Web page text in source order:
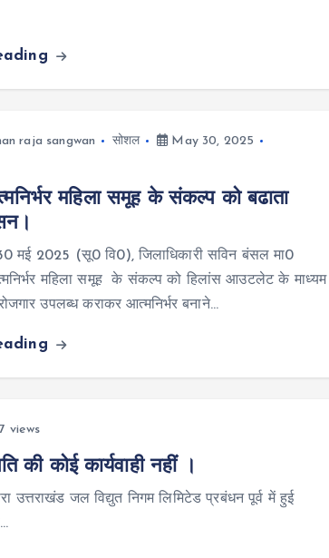
raja sangwan सोशल
May 30, 2025
महिला समूह के संकल्प को बढाता
मई 2025 (सू0 वि0), जिलाधिकारी सविन बंसल मा0
महिला समूह के संकल्प को हिलांस आउटलेट के माध्यम
उपलब्ध कराकर आत्मनिर्भर बनाने…
views
की कोई कार्यवाही नहीं ।
उत्तराखंड जल विद्युत निगम लिमिटेड प्रबंधन पूर्व में हुई